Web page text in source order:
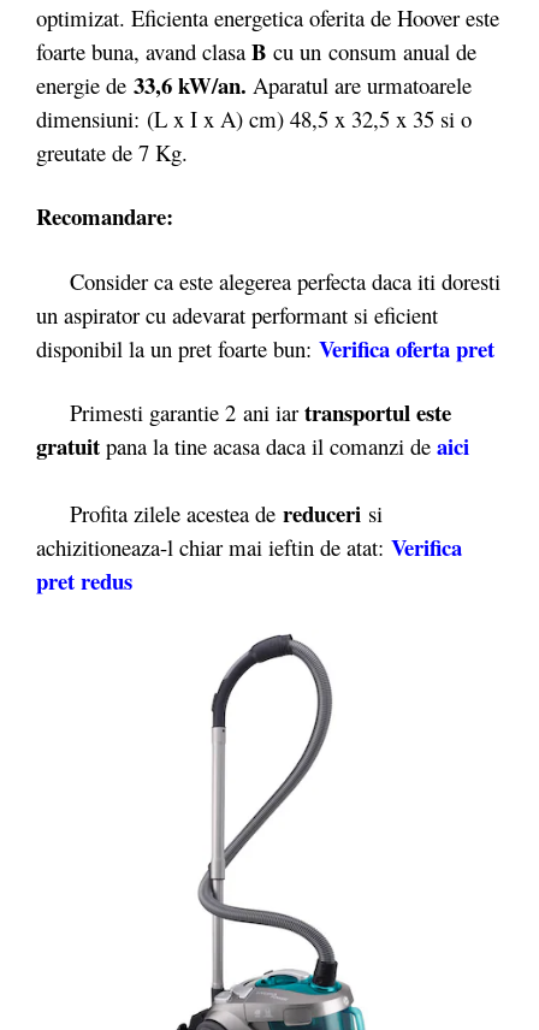
optimizat. Eficienta energetica oferita de Hoover este
foarte buna, avand clasa B cu un consum anual de
energie de 33,6 kW/an. Aparatul are urmatoarele
dimensiuni: (L x I x A) cm) 48,5 x 32,5 x 35 si o
greutate de 7 Kg.
Recomandare:
Consider ca este alegerea perfecta daca iti doresti
un aspirator cu adevarat performant si eficient
disponibil la un pret foarte bun: Verifica oferta pret
Primesti garantie 2 ani iar transportul este
gratuit pana la tine acasa daca il comanzi de aici
Profita zilele acestea de reduceri si
achizitioneaza-l chiar mai ieftin de atat: Verifica
pret redus